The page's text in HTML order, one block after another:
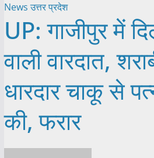
Newsउत्तर प्रदेश
UP: गाजीपुर में
वाली वारदात,
धारदार चाकू से
की, फरार